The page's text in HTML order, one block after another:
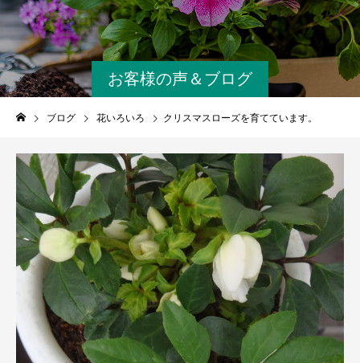
お客様の声＆ブログ
ブログ 花いろいろ クリスマスローズを育てています。